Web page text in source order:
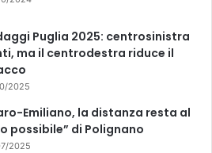
Puglia 2025: centrosinistra
ma il centrodestra riduce il
2025
Emiliano, la distanza resta al
possibile” di Polignano
2025